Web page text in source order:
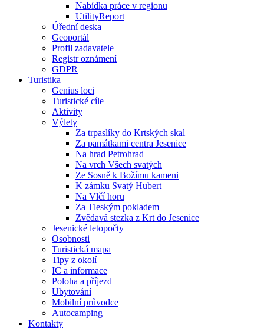
Nabídka práce v regionu
UtilityReport
Úřední deska
Geoportál
Profil zadavatele
Registr oznámení
GDPR
Turistika
Genius loci
Turistické cíle
Aktivity
Výlety
Za trpaslíky do Krtských skal
Za památkami centra Jesenice
Na hrad Petrohrad
Na vrch Všech svatých
Ze Sosně k Božímu kameni
K zámku Svatý Hubert
Na Vlčí horu
Za Tleským pokladem
Zvědavá stezka z Krt do Jesenice
Jesenické letopočty
Osobnosti
Turistická mapa
Tipy z okolí
IC a informace
Poloha a příjezd
Ubytování
Mobilní průvodce
Autocamping
Kontakty